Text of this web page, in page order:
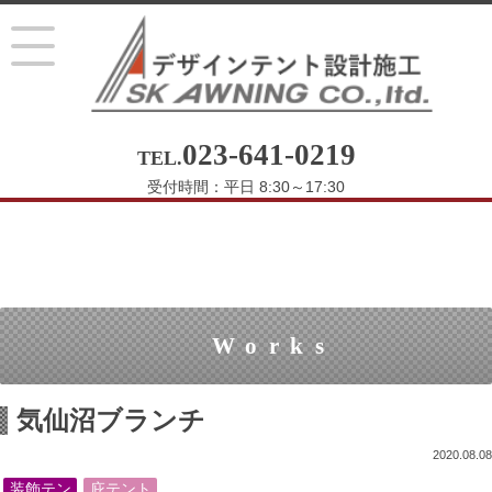
TEL.023-641-0219
受付時間：平日 8:30～17:30
Works
気仙沼ブランチ
2020.08.08
装飾テン 庇テント